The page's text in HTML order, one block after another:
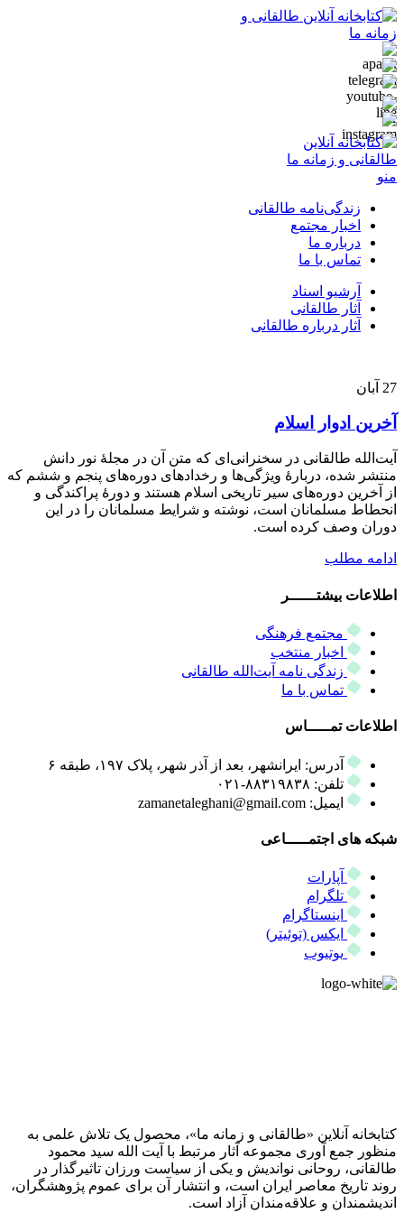
منو
زندگی‌نامه طالقانی
اخبار مجتمع
درباره ما
تماس با ما
آرشیو اسناد
آثار طالقانی
آثار درباره طالقانی
27 آبان
آخرین ادوار اسلام
آیت‌الله طالقانی در سخنرانی‌ای که متن آن در مجلۀ نور دانش
منتشر شده، دربارۀ ویژگی‌ها و رخدادهای دوره‌های پنجم و ششم که
از آخرین دوره‌های سیر تاریخی اسلام هستند و دورۀ پراکندگی و
انحطاط مسلمانان است، نوشته و شرایط مسلمانان را در این
دوران وصف کرده است.
ادامه مطلب
اطلاعات بیشتــــــر
مجتمع فرهنگی
اخبار منتخب
زندگی نامه آیت‌الله طالقانی
تماس با ما
اطلاعات تمـــــاس
آدرس: ایرانشهر، بعد از آذر شهر، پلاک ۱۹۷، طبقه ۶
تلفن: ۸۸۳۱۹۸۳۸-۰۲۱
ایمیل: zamanetaleghani@gmail.com
شبکه های اجتمـــــاعی
آپارات
تلگرام
اینستاگرام
ایکس (توئیتر)
یوتیوب
کتابخانه آنلاین «طالقانی و زمانه ما»، محصول یک تلاش علمی به
منظور جمع آوری مجموعه آثار مرتبط با آیت الله سید محمود
طالقانی، روحانی نواندیش و یکی از سیاست ورزان تاثیرگذار در
روند تاریخ معاصر ایران است، و انتشار آن برای عموم پژوهشگران،
اندیشمندان و علاقه‌مندان آزاد است.